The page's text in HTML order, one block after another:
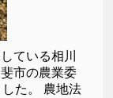
ている相川
市の農業委
た。 農地法